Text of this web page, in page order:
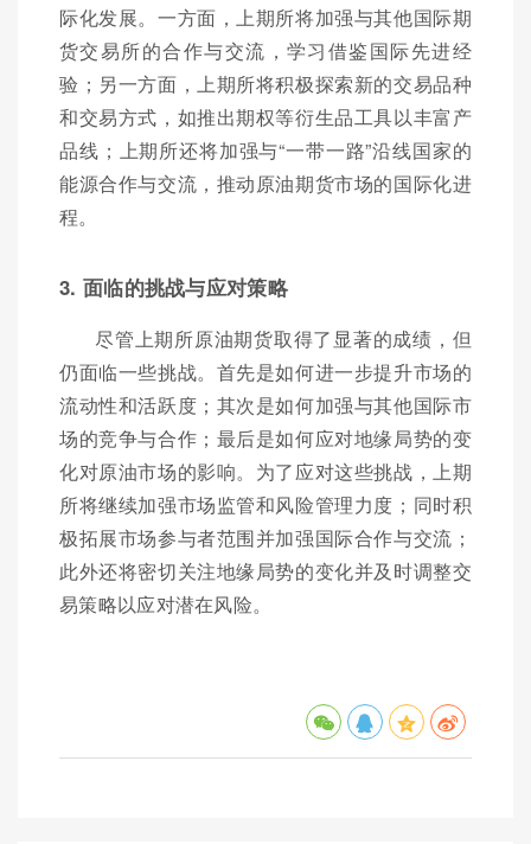
际化发展。一方面，上期所将加强与其他国际期
货交易所的合作与交流，学习借鉴国际先进经
验；另一方面，上期所将积极探索新的交易品种
和交易方式，如推出期权等衍生品工具以丰富产
品线；上期所还将加强与“一带一路”沿线国家的
能源合作与交流，推动原油期货市场的国际化进
程。
3. 面临的挑战与应对策略
尽管上期所原油期货取得了显著的成绩，但
仍面临一些挑战。首先是如何进一步提升市场的
流动性和活跃度；其次是如何加强与其他国际市
场的竞争与合作；最后是如何应对地缘局势的变
化对原油市场的影响。为了应对这些挑战，上期
所将继续加强市场监管和风险管理力度；同时积
极拓展市场参与者范围并加强国际合作与交流；
此外还将密切关注地缘局势的变化并及时调整交
易策略以应对潜在风险。